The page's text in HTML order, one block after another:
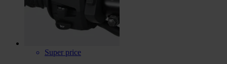
Super price